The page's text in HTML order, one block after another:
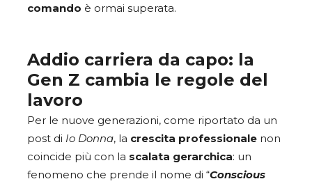
comando è ormai superata.
Addio carriera da capo: la
Gen Z cambia le regole del
lavoro
Per le nuove generazioni, come riportato da un
post di Io Donna, la crescita professionale non
coincide più con la scalata gerarchica: un
fenomeno che prende il nome di “Conscious